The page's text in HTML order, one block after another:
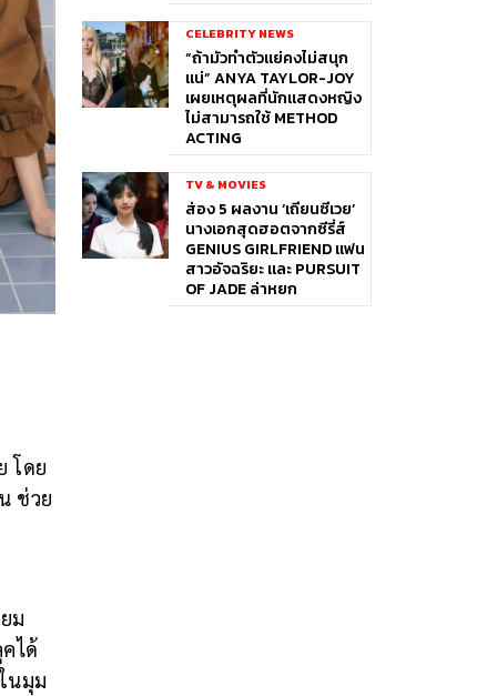
โดย
ช่วย
ม
ได้
นมุม
CELEBRITY NEWS
“ถ้ามัวทำตัวแย่คงไม่สนุก
แน่” ANYA TAYLOR-JOY
เผยเหตุผลที่นักแสดงหญิง
ไม่สามารถใช้ METHOD
ACTING
TV & MOVIES
ส่อง 5 ผลงาน ‘เถียนซีเวย’
นางเอกสุดฮอตจากซีรี่ส์
GENIUS GIRLFRIEND แฟน
สาวอัจฉริยะ และ PURSUIT
OF JADE ล่าหยก